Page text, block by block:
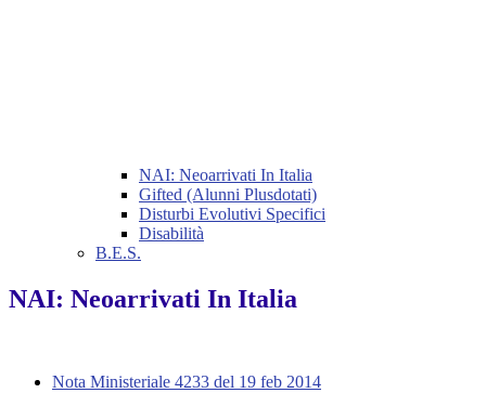
NAI: Neoarrivati In Italia
Gifted (Alunni Plusdotati)
Disturbi Evolutivi Specifici
Disabilità
B.E.S.
NAI: Neoarrivati In Italia
Nota Ministeriale 4233 del 19 feb 2014